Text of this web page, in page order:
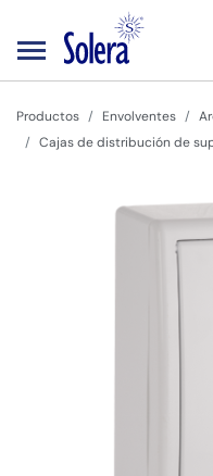
Productos Envolventes
Cajas de distribución de